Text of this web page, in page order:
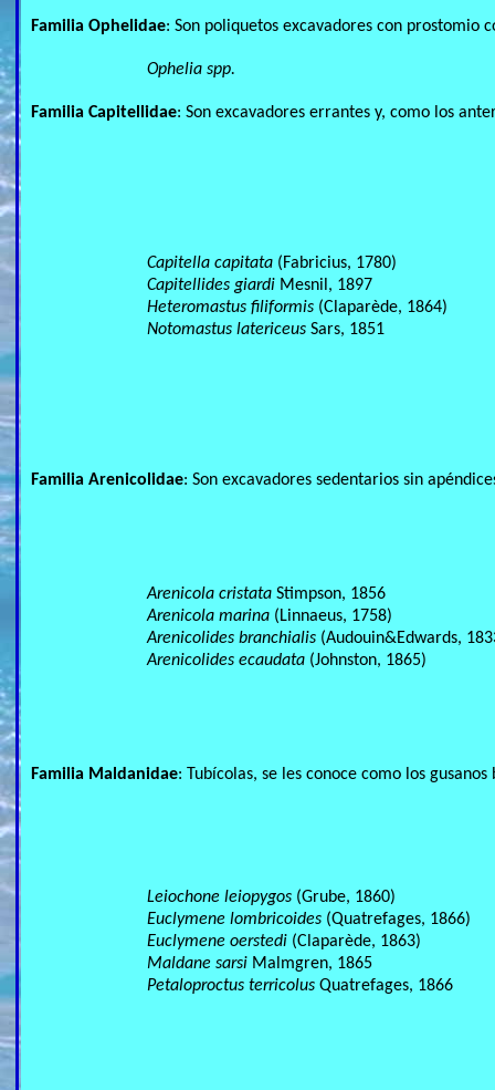
Familia Ophelidae: Son poliquetos excavadores con prostomio
Ophelia spp.
Familia Capitellidae: Son excavadores errantes y, como los
Capitella capitata (Fabricius, 1780)
Capitellides giardi Mesnil, 1897
Heteromastus filiformis (Claparède, 1864)
Notomastus latericeus Sars, 1851
Familia Arenicolidae: Son excavadores sedentarios sin
Arenicola cristata Stimpson, 1856
Arenicola marina (Linnaeus, 1758)
Arenicolides branchialis (Audouin&Edwards,
Arenicolides ecaudata (Johnston, 1865)
Familia Maldanidae: Tubícolas, se les conoce como los
Leiochone leiopygos (Grube, 1860)
Euclymene lombricoides (Quatrefages, 1866)
Euclymene oerstedi (Claparède, 1863)
Maldane sarsi Malmgren, 1865
Petaloproctus terricolus Quatrefages, 1866